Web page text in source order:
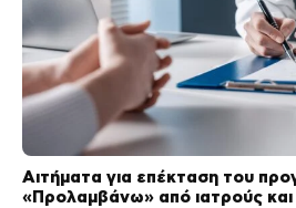
Αιτήματα για επέκταση του
«Προλαμβάνω» από ιατρούς